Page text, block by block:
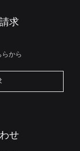
求
から
せ